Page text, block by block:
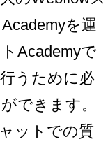
を運
Academyで
うために必
できます。
ットでの質